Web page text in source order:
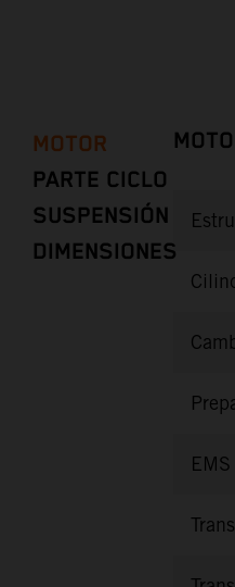
MOTOR
PARTE CICLO
SUSPENSIÓN
DIMENSIONES
EMS